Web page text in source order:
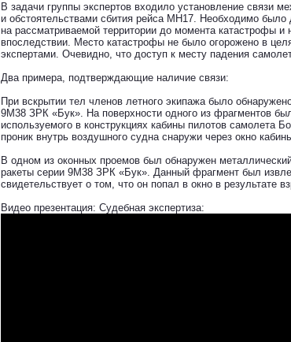
В задачи группы экспертов входило установление связи
и обстоятельствами сбития рейса МН17. Необходимо
на рассматриваемой территории до момента катастрофы
впоследствии. Место катастрофы не было огорожено в
экспертами. Очевидно, что доступ к месту падения
Два примера, подтверждающие наличие связи:
При вскрытии тел членов летного экипажа было
9М38 ЗРК «Бук». На поверхности одного из фрагментов
используемого в конструкциях кабины пилотов самолета
проник внутрь воздушного судна снаружи через окно
В одном из оконных проемов был обнаружен
ракеты серии 9М38 ЗРК «Бук». Данный фрагмент был
свидетельствует о том, что он попал в окно в результате
Видео презентация: Судебная экспертиза: